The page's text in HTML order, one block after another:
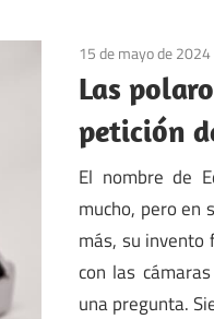
15 de mayo de 2024
Las
petición
El nombre de
mucho, pero en
más, su
con las
una pregunta.